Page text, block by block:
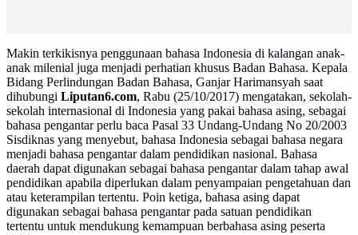
Makin terkikisnya penggunaan bahasa Indonesia di kalangan anak-
anak milenial juga menjadi perhatian khusus Badan Bahasa. Kepala
Bidang Perlindungan Badan Bahasa, Ganjar Harimansyah saat
dihubungi Liputan6.com, Rabu (25/10/2017) mengatakan, sekolah-
sekolah internasional di Indonesia yang pakai bahasa asing, sebagai
bahasa pengantar perlu baca Pasal 33 Undang-Undang No 20/2003
Sisdiknas yang menyebut, bahasa Indonesia sebagai bahasa negara
menjadi bahasa pengantar dalam pendidikan nasional. Bahasa
daerah dapat digunakan sebagai bahasa pengantar dalam tahap awal
pendidikan apabila diperlukan dalam penyampaian pengetahuan dan
atau keterampilan tertentu. Poin ketiga, bahasa asing dapat
digunakan sebagai bahasa pengantar pada satuan pendidikan
tertentu untuk mendukung kemampuan berbahasa asing peserta